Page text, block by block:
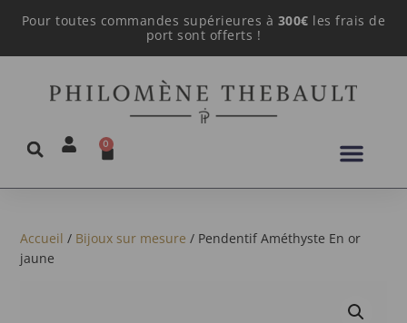
Pour toutes commandes supérieures à 300€ les frais de
port sont offerts !
0
Accueil / Bijoux sur mesure / Pendentif Améthyste En or
jaune